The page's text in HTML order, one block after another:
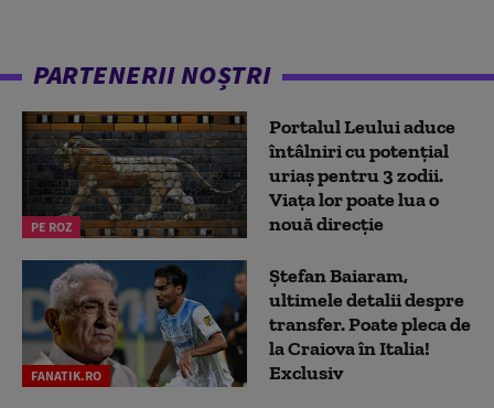
PARTENERII NOȘTRI
PE ROZ
Portalul Leului aduce
întâlniri cu potențial
uriaș pentru 3 zodii.
Viața lor poate lua o
nouă direcție
FANATIK.RO
Ștefan Baiaram,
ultimele detalii despre
transfer. Poate pleca de
la Craiova în Italia!
Exclusiv